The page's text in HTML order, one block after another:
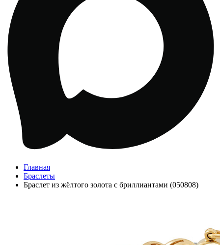
Главная
Браслеты
Браслет из жёлтого золота с бриллиантами (050808)